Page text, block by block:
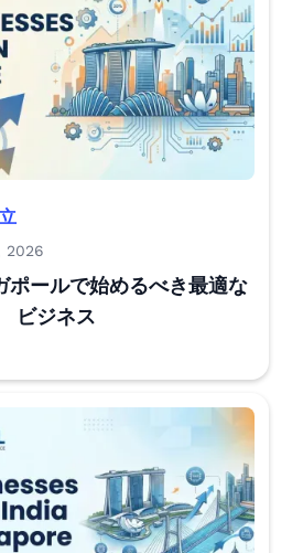
2026
ポールで始めるべき最適な
ビジネス